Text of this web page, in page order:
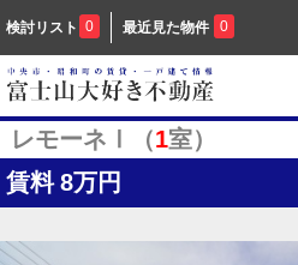
検討リスト 0 最近見た物件 0
レモーネⅠ（1室）
賃料 8万円